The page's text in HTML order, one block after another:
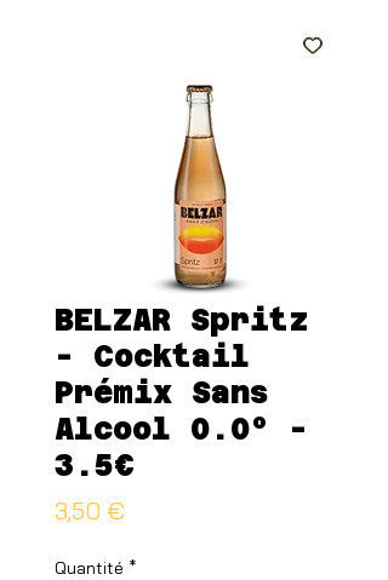
BELZAR Spritz
- Cocktail
Prémix Sans
Alcool 0.0° -
3.5€
3,50 €
Quantité *